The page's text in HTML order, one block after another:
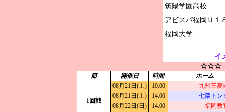
筑陽学園高校
アビスパ福岡Ｕ１
イ
☆☆☆
節 開催日 時間 ホーム
1回戦
08月21日(土) 10:00
九州三菱
08月21日(土)
14:00
七隈トン
08月22日(日)
14:00
福岡教